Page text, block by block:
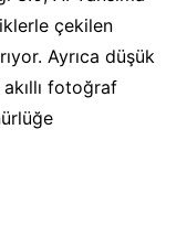
çekilen
Ayrıca düşük
fotoğraf